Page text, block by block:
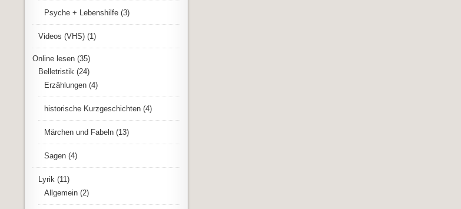
Psyche + Lebenshilfe (3)
Videos (VHS) (1)
Online lesen (35)
Belletristik (24)
Erzählungen (4)
historische Kurzgeschichten (4)
Märchen und Fabeln (13)
Sagen (4)
Lyrik (11)
Allgemein (2)